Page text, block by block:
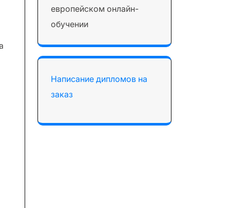
европейском онлайн-
обучении
Написание дипломов на
заказ